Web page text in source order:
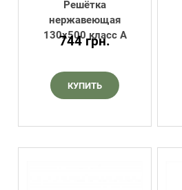
Решётка
нержавеющая
130х500 класс А
744грн.
КУПИТЬ